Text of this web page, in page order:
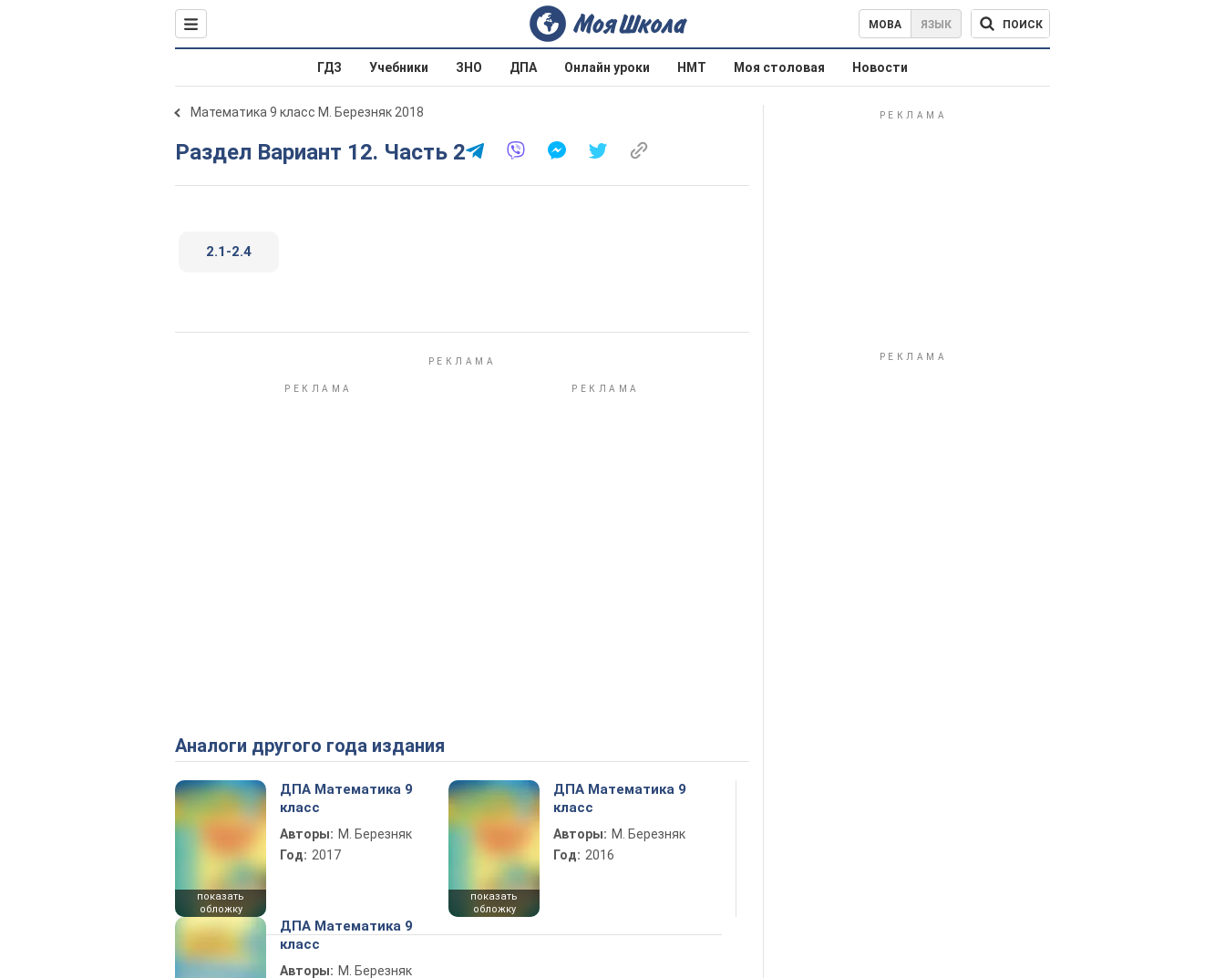
МОВА ЯЗЫК ПОИСК
ГДЗ Учебники ЗНО ДПА Онлайн уроки НМТ Моя столовая Новости
Математика 9 класс М. Березняк 2018
Раздел Вариант 12. Часть 2
2.1-2.4
Аналоги другого года издания
показать
обложку
ДПА Математика 9
класс
Авторы: М. Березняк
Год: 2017
показать
обложку
ДПА Математика 9
класс
Авторы: М. Березняк
Год: 2016
ДПА Математика 9
класс
Авторы: М. Березняк